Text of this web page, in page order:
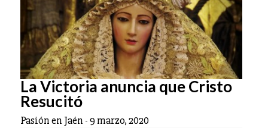
La Victoria anuncia que Cristo
Resucitó
Pasión en Jaén -9 marzo, 2020